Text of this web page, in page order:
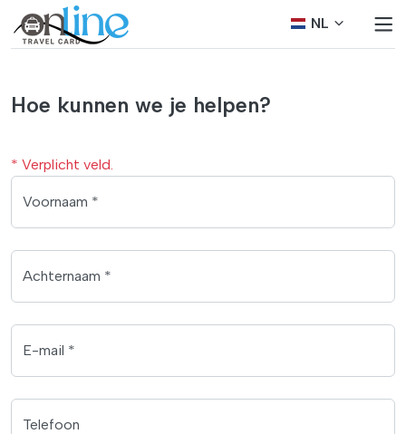
NL
Hoe kunnen we je helpen?
* Verplicht veld.
Voornaam *
Achternaam *
E-mail *
Telefoon